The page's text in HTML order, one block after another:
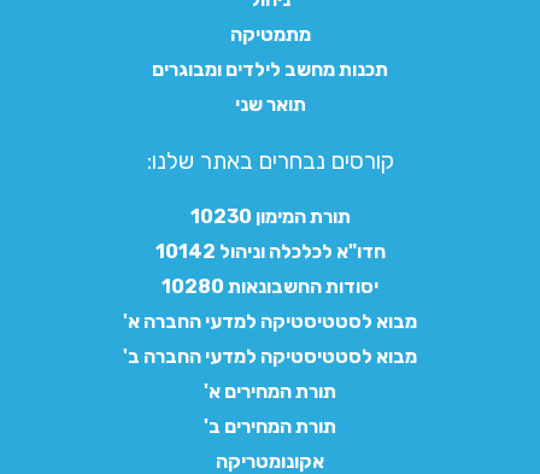
מתמטיקה
תכנות מחשב לילדים ומבוגרים
תואר שני
קורסים נבחרים באתר שלנו:​
תורת המימון 10230
חדו"א לכלכלה וניהול 10142
יסודות החשבונאות 10280
מבוא לסטטיסטיקה למדעי החברה א'
מבוא לסטטיסטיקה למדעי החברה ב'
תורת המחירים א'
תורת המחירים ב'
אקונומטריקה